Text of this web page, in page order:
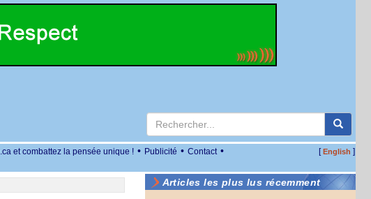
et combattez la pensée unique ! • Publicité • Contact • [English ]
Articles les plus lus récemment